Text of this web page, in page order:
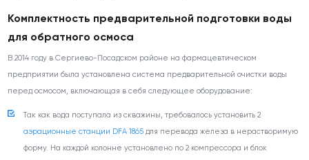
Комплектность предварительной подготовки воды
для обратного осмоса
В 2014 году в Сергиево-Посадском районе на фармацевтическом
предприятии была установлена система предварительной очистки воды
перед осмосом, включающая в себя следующее оборудование:
Так как вода поступала из скважины, требовалось установить 2
аэрационные станции DFA 1865для перевода железа в нерастворимую
форму. На каждой колонне установлено по 2 компрессора и блок